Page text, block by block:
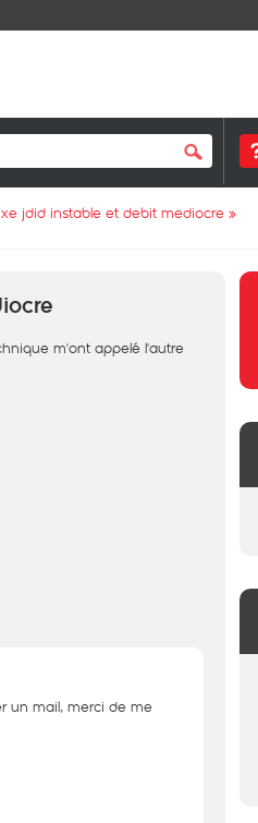
jdid instable et debit mediocre »
m'ont appelé l'autre
un mail, merci de me